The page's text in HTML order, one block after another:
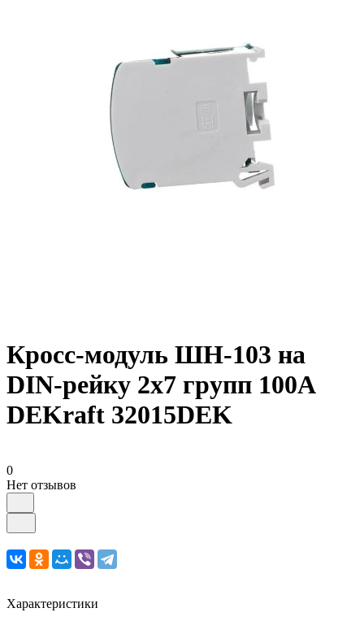
Кросс-модуль ШН-103 на
DIN-рейку 2х7 групп 100А
DEKraft 32015DEK
0
Нет отзывов
Характеристики